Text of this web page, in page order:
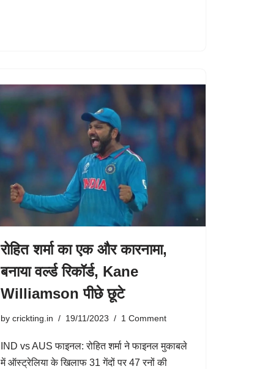
रोहित शर्मा का एक और कारनामा,
बनाया वर्ल्ड रिकॉर्ड, Kane
Williamson पीछे छूटे
by crickting.in 19/11/2023 1 Comment
IND vs AUS फाइनल: रोहित शर्मा ने फाइनल मुकाबले
में ऑस्ट्रेलिया के खिलाफ 31 गेंदों पर 47 रनों की